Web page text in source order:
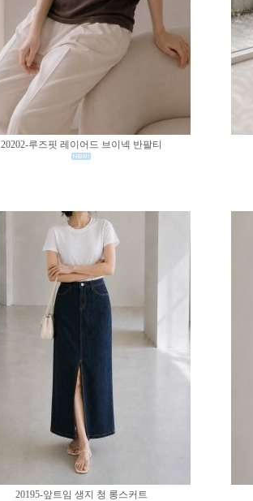
20202-루즈핏 레이어드 브이넥 반팔티
20195-앞트임 생지 청 롱스커트